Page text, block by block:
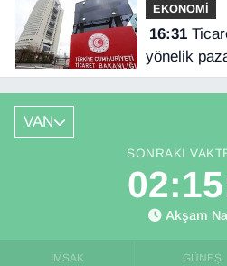
EKONOMİ
16:31Ticaret Bakanlığı, 80 ülkeye
yönelik
VAN
SONRAKI
Akşam
İMSAK GÜNEŞ